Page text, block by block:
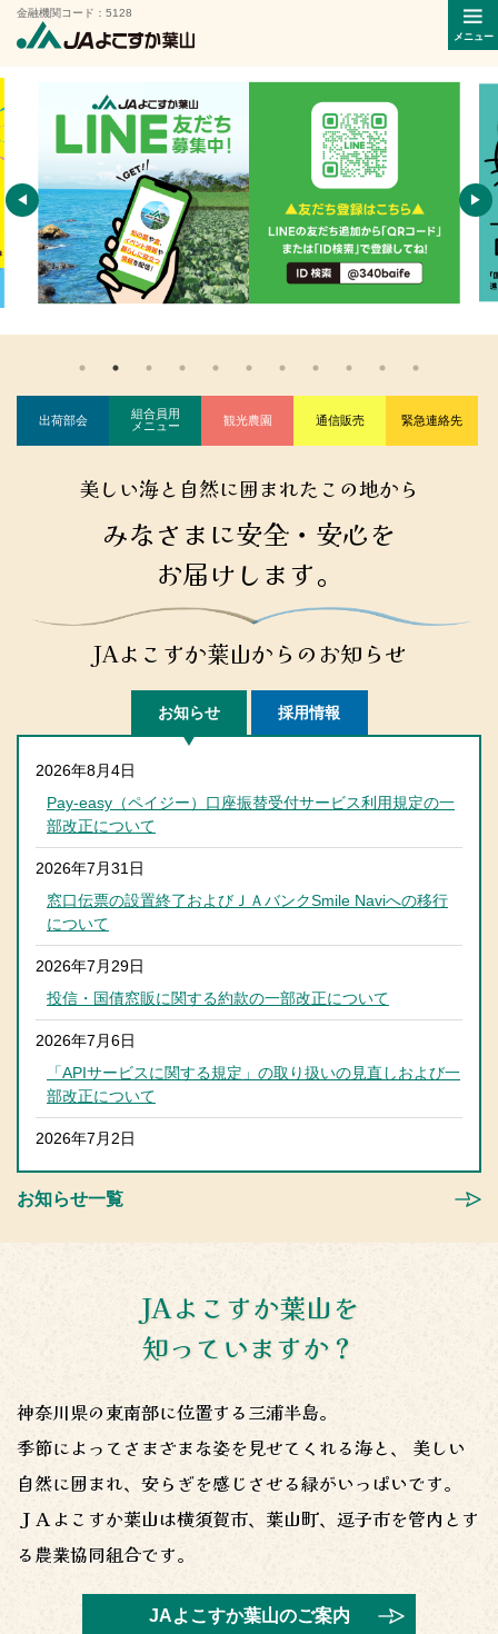
金融機関コード：5128
メニュー
◀ ▶
出荷部会
組合員用
メニュー
観光農園 通信販売 緊急連絡先
美しい海と自然に囲まれたこの地から
みなさまに安全・安心を
お届けします。
JAよこすか葉山からのお知らせ
お知らせ 採用情報
2026年8月4日
Pay-easy（ペイジー）口座振替受付サービス利用規定の一
部改正について
2026年7月31日
窓口伝票の設置終了およびＪＡバンクSmile Naviへの移行
について
2026年7月29日
投信・国債窓販に関する約款の一部改正について
2026年7月6日
「APIサービスに関する規定」の取り扱いの見直しおよび一
部改正について
2026年7月2日
第３２回通常総代会資料の訂正について
2026年7月1日
台風に伴うすかなごっそ臨時休業のお知らせ
2026年6月18日
2026年6月15日
催！
かながわブランドにも登録甘くてホクホク『こだわりかぼ
お知らせ一覧
JAよこすか葉山を
知っていますか？
神奈川県の東南部に位置する三浦半島。
季節によってさまざまな姿を見せてくれる海と、
美しい
自然に囲まれ、安らぎを感じさせる緑がいっぱいです。
ＪＡよこすか葉山は横須賀市、葉山町、逗子市を管内とす
る農業協同組合です。
JAよこすか葉山のご案内